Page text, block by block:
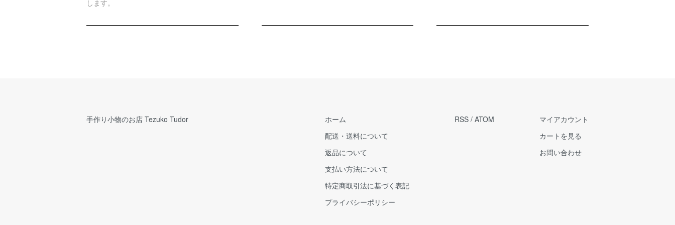
します。
手作り小物のお店 Tezuko Tudor
ホーム
配送・送料について
返品について
支払い方法について
特定商取引法に基づく表記
プライバシーポリシー
RSS / ATOM
マイアカウント
カートを見る
お問い合わせ